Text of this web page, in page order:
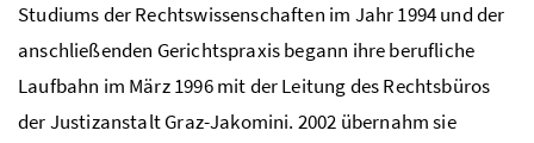
Studiums der Rechtswissenschaften im Jahr 1994 und der
anschließenden Gerichtspraxis begann ihre berufliche
Laufbahn im März 1996 mit der Leitung des Rechtsbüros
der Justizanstalt Graz-Jakomini. 2002 übernahm sie